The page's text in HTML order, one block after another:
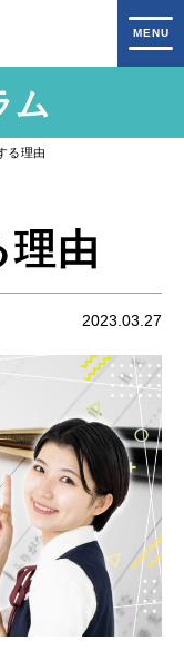
ム
る理由
理由
2023.03.27